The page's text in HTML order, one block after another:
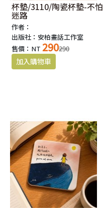
杯墊/3110/陶瓷杯墊-不怕
迷路
作者：
出版社：安柏畫話工作室
售價：NT 290290